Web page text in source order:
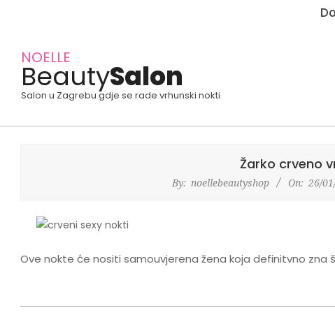
contentNOELLE
BeautySalon
Salon u Zagrebu gdje se rade vrhunski nokti
Žarko crveno
By: noellebeautyshop On: 26/
Ove nokte će nositi samouvjerena žena koja definitvno zna